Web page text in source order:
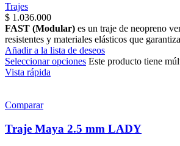
Trajes
$ 1.036.000
FAST (Modular) es un traje de neopreno
resistentes y materiales elásticos que
Añadir a la lista de deseos
Seleccionar opciones Este producto tiene
Vista rápida
Comparar
Traje Maya 2.5 mm LADY